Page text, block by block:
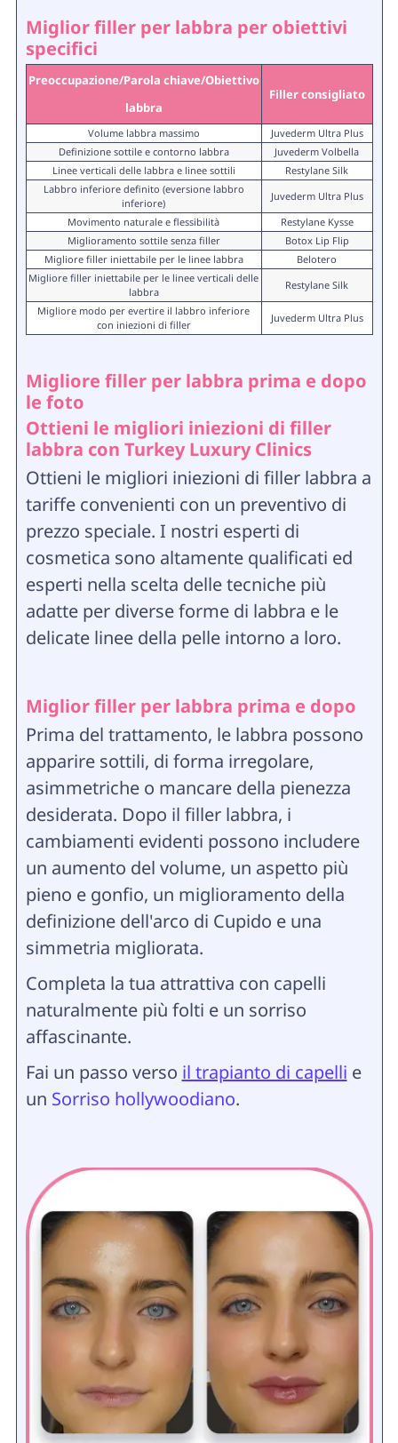
Miglior filler per labbra per obiettivi
specifici
Preoccupazione/Parola chiave/Obiettivo
labbra
Filler consigliato
Volume labbra massimo
Juvederm Ultra Plus
Definizione sottile e contorno labbra
Juvederm Volbella
Linee verticali delle labbra e linee sottili
Restylane Silk
Labbro inferiore definito (eversione labbro
inferiore)
Juvederm Ultra Plus
Movimento naturale e flessibilità
Restylane Kysse
Miglioramento sottile senza filler
Botox Lip Flip
Migliore filler iniettabile per le linee labbra
Belotero
Migliore filler iniettabile per le linee verticali delle
labbra
Restylane Silk
Migliore modo per evertire il labbro inferiore
con iniezioni di filler
Juvederm Ultra Plus
Migliore filler per labbra prima e dopo
le foto
Ottieni le migliori iniezioni di filler
labbra con Turkey Luxury Clinics
Ottieni le migliori iniezioni di filler labbra a
tariffe convenienti con un preventivo di
prezzo speciale. I nostri esperti di
cosmetica sono altamente qualificati ed
esperti nella scelta delle tecniche più
adatte per diverse forme di labbra e le
delicate linee della pelle intorno a loro.
Miglior filler per labbra prima e dopo
Prima del trattamento, le labbra possono
apparire sottili, di forma irregolare,
asimmetriche o mancare della pienezza
desiderata. Dopo il filler labbra, i
cambiamenti evidenti possono includere
un aumento del volume, un aspetto più
pieno e gonfio, un miglioramento della
definizione dell'arco di Cupido e una
simmetria migliorata.
Completa la tua attrattiva con capelli
naturalmente più folti e un sorriso
affascinante.
Fai un passo verso il trapianto di capelli e
un Sorriso hollywoodiano.